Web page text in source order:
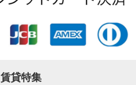
賃貸特集